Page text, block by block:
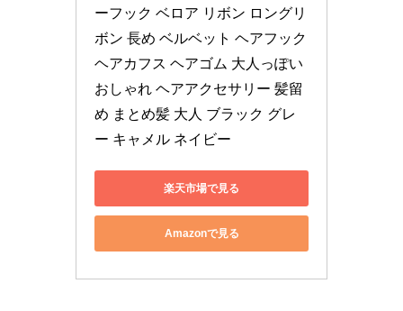
ーフック ベロア リボン ロングリ
ボン 長め ベルベット ヘアフック
ヘアカフス ヘアゴム 大人っぽい
おしゃれ ヘアアクセサリー 髪留
め まとめ髪 大人 ブラック グレ
ー キャメル ネイビー
楽天市場で見る
Amazonで見る